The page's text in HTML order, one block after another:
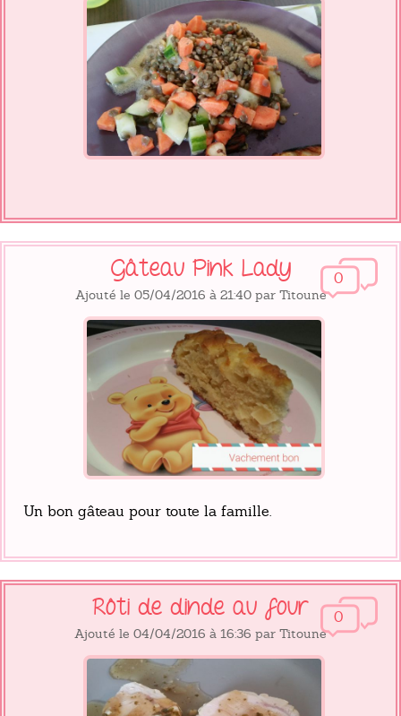
0
Gâteau Pink Lady
Ajouté le 05/04/2016 à 21:40 par Titoune
Un bon gâteau pour toute la famille.
0
Rôti de dinde au four
Ajouté le 04/04/2016 à 16:36 par Titoune